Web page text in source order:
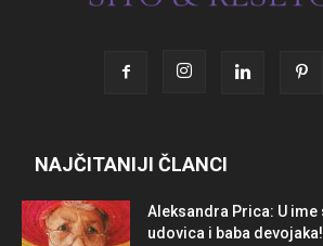
NAJČITANIJI ČLANCI
Aleksandra Prica: U
udovica i baba devojaka!